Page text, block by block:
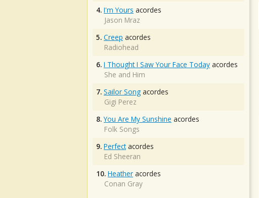
4. I'm Yours acordes
Jason Mraz
5. Creep acordes
Radiohead
6. I Thought I Saw Your Face Today acordes
She and Him
7. Sailor Song acordes
Gigi Perez
8. You Are My Sunshine acordes
Folk Songs
9. Perfectacordes
Ed Sheeran
10. Heather acordes
Conan Gray